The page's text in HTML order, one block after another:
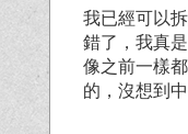
我已經可以
錯了，我真
像之前一樣
的，沒想到